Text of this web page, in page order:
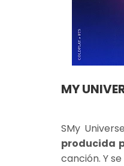
MY
SMy
producida
canción. Y